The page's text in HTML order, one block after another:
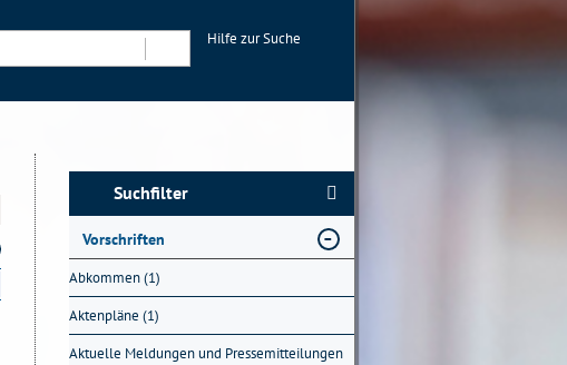
Hilfe zur Suche
Suchfilter
Vorschriften
Abkommen (1)
Aktenpläne (1)
Aktuelle Meldungen und Pressemitteilungen